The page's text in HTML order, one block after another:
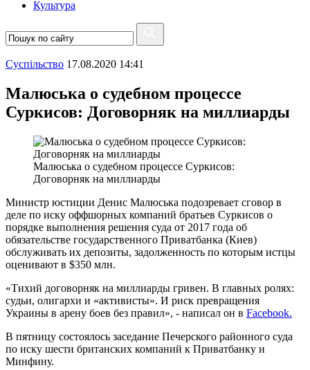
Культура
Суспiльство 17.08.2020 14:41
Малюська о судебном процессе
Суркисов: Договорняк на миллиарды
Малюська о судебном процессе Суркисов:
Договорняк на миллиарды
Министр юстиции Денис Малюська подозревает сговор в
деле по иску оффшорных компаний братьев Суркисов о
порядке выполнения решения суда от 2017 года об
обязательстве государственного Приватбанка (Киев)
обслуживать их депозиты, задолженность по которым истцы
оценивают в $350 млн.
«Тихий договорняк на миллиарды гривен. В главных ролях:
судьи, олигархи и «активисты». И риск превращения
Украины в арену боев без правил», - написал он в Facebook.
В пятницу состоялось заседание Печерского районного суда
по иску шести британских компаний к Приватбанку и
Минфину.